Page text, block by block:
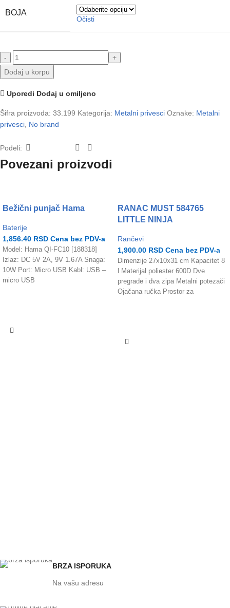
BOJA
Očisti
Dodaj u korpu
Uporedi Dodaj u omiljeno
Šifra proizvoda: 33.199 Kategorija: Metalni privesci Oznake: Metalni
privesci, No brand
Podeli:
Povezani proizvodi
Bežični punjač Hama
Baterije
1,856.40 RSD Cena bez PDV-a
Model: Hama QI-FC10 [188318]
Izlaz: DC 5V 2A, 9V 1.67A Snaga:
10W Port: Micro USB Kabl: USB –
micro USB
RANAC MUST 584765
LITTLE NINJA
Rančevi
1,900.00 RSD Cena bez PDV-a
Dimenzije 27x10x31 cm Kapacitet 8
l Materijal poliester 600D Dve
pregrade i dva zipa Metalni potezači
Ojačana ručka Prostor za
BRZA ISPORUKA
Na vašu adresu